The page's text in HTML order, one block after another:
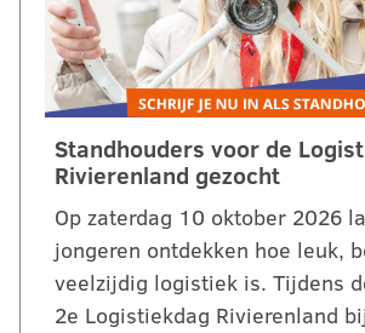
Standhouders voor de
Rivierenland gezocht
Op zaterdag 10 oktober 2026
jongeren ontdekken hoe leuk,
veelzijdig logistiek is. Tijdens
2e Logistiekdag Rivierenland